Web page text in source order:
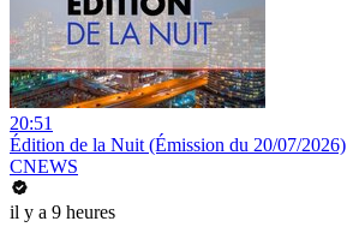
20:51
Édition de la Nuit (Émission du 20/07/2026)
CNEWS
il y a 9 heures